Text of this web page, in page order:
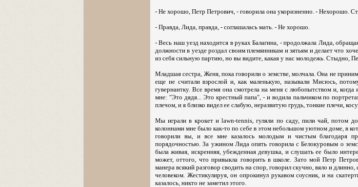
- Не хорошо, Петр Петрович, - говорила она укоризненно. - Нехорошо.
- Правда, Лида, правда, - соглашалась мать. - Не хорошо.
- Весь наш уезд находится в руках Балагина, - продолжала Лида,
должности в уезде роздал своим племянникам и зятьям и делает что
из себя сильную партию, но вы видите, какая у нас молодежь. Стыдно,
Младшая сестра, Женя, пока говорили о земстве, молчала. Она не
еще не считали взрослой и, как маленькую, называли Мисюсь,
гувернантку. Все время она смотрела на меня с любопытством и, когда
мне: "Это дядя... Это крестный папа", - и водила пальчиком по
плечом, и я близко видел ее слабую, неразвитую грудь, тонкие плечи,
Мы играли в крокет и lawn-tennis, гуляли по саду, пили чай, потом
колоннами мне было как-то по себе в этом небольшом уютном доме, в
говорили вы, и все мне казалось молодым и чистым благодаря
порядочностью. За ужином Лида опять говорила с Белокуровым о
была живая, искренняя, убежденная девушка, и слушать ее было
может, оттого, что привыкла говорить в школе. Зато мой Петр
манера всякий разговор сводить на спор, говорил скучно, вяло и
человеком. Жестикулируя, он опрокинул рукавом соусник, и на
казалось, никто не заметил этого.